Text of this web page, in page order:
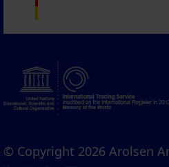
© Copyright 2026 Arolsen